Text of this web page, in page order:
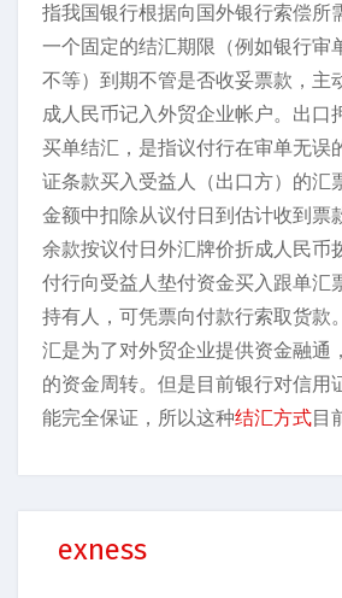
指我国银行根据向国外银行索偿所
一个固定的结汇期限（例如银行审
不等）到期不管是否收妥票款，主
成人民币记入外贸企业帐户。出口
买单结汇，是指议付行在审单无误
证条款买入受益人（出口方）的汇
金额中扣除从议付日到估计收到票
余款按议付日外汇牌价折成人民币
付行向受益人垫付资金买入跟单汇
持有人，可凭票向付款行索取货款
汇是为了对外贸企业提供资金融通
的资金周转。但是目前银行对信用
能完全保证，所以这种结汇方式目
exness